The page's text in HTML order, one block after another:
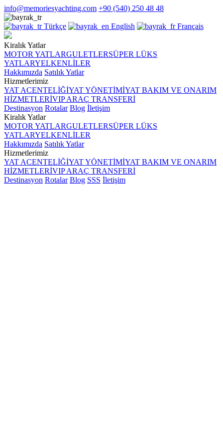
info@memoriesyachting.com +90 (540) 250 48 48
Türkçe English Français
Kiralık Yatlar
MOTOR YATLARGULETLERSÜPER LÜKS
YATLARYELKENLİLER
Hakkımızda Satılık Yatlar
Hizmetlerimiz
YAT ACENTELİĞİYAT YÖNETİMİYAT BAKIM VE ONARIM
HİZMETLERİVIP ARAÇ TRANSFERİ
Destinasyon Rotalar Blog İletişim
Kiralık Yatlar
MOTOR YATLARGULETLERSÜPER LÜKS
YATLARYELKENLİLER
Hakkımızda Satılık Yatlar
Hizmetlerimiz
YAT ACENTELİĞİYAT YÖNETİMİYAT BAKIM VE ONARIM
HİZMETLERİVIP ARAÇ TRANSFERİ
Destinasyon Rotalar Blog SSS İletişim